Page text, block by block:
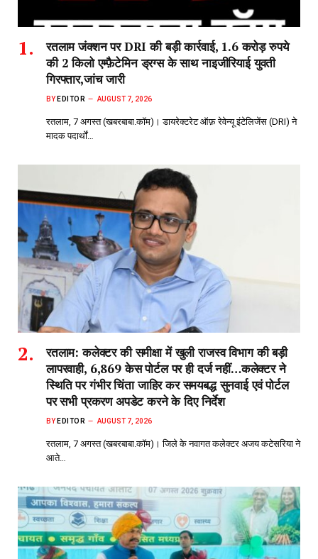
रतलाम जंक्शन पर DRI की बड़ी कार्रवाई, 1.6 करोड़ रुपये
की 2 किलो एम्फ़ैटेमिन ड्रग्स के साथ नाइजीरियाई युवती
गिरफ्तार,जांच जारी
BY EDITOR AUGUST 7, 2026
रतलाम, 7 अगस्त (खबरबाबा.कॉम)। डायरेक्टरेट ऑफ़ रेवेन्यू इंटेलिजेंस (DRI) ने
मादक पदार्थों…
रतलाम: कलेक्टर की समीक्षा में खुली राजस्व विभाग की बड़ी
लापरवाही, 6,869 केस पोर्टल पर ही दर्ज नहीं…कलेक्टर ने
स्थिति पर गंभीर चिंता जाहिर कर समयबद्ध सुनवाई एवं पोर्टल
पर सभी प्रकरण अपडेट करने के दिए निर्देश
BY EDITOR AUGUST 7, 2026
रतलाम, 7 अगस्त (खबरबाबा.कॉम)। जिले के नवागत कलेक्टर अजय कटेसरिया ने
आते…